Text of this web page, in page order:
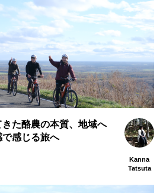
た酪農の本質、地域へ
感じる旅へ
Kanna
Tatsuta